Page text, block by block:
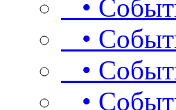
•
•
•
•